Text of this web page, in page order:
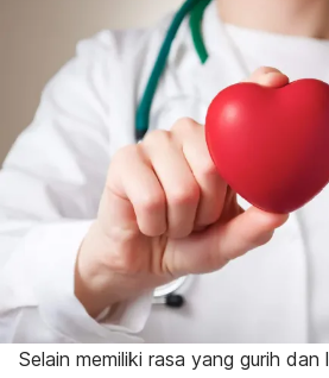
Selain memiliki rasa yang gurih dan